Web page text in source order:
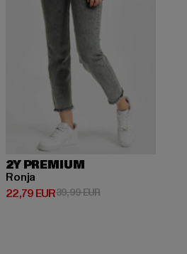
2Y PREMIUM
Ronja
22,79 EUR
Derzeitiger Preis: 22,79 EUR
39,99 EURAktionspreis: 39,99